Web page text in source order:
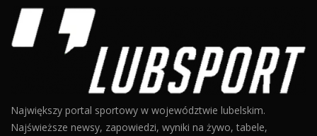
Największy portal sportowy w województwie lubelskim.
Najświeższe newsy, zapowiedzi, wyniki na żywo, tabele,